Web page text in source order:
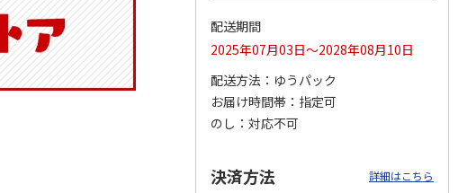
陶器ダイカットマグ
カップ ポムポムプ
リン CHMGD4
ンチバッグ ハロー
キティ KCOB2
ふわっとフタタイト
パペットスンスン
R…
1,485円
(送料別・税込)
八角形ステンレスマ
配送期間
2025年07月03日～2028年08月10日
配送方法
ゆうパック
お届け時間帯
指定可
のし
対応不可
決済方法 詳細はこちら